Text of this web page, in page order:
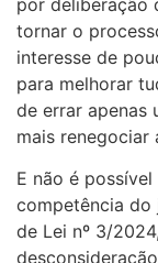
tornar o
interesse de
para melhorar
de errar apenas
mais renegociar
E não é
competência do
de Lei nº 3/